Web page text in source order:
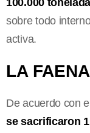
100.000
sobre todo
activa.
LA
De acuerdo con
se sacrificaron